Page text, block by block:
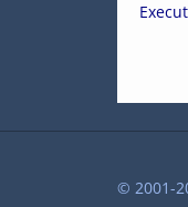
© 2001-